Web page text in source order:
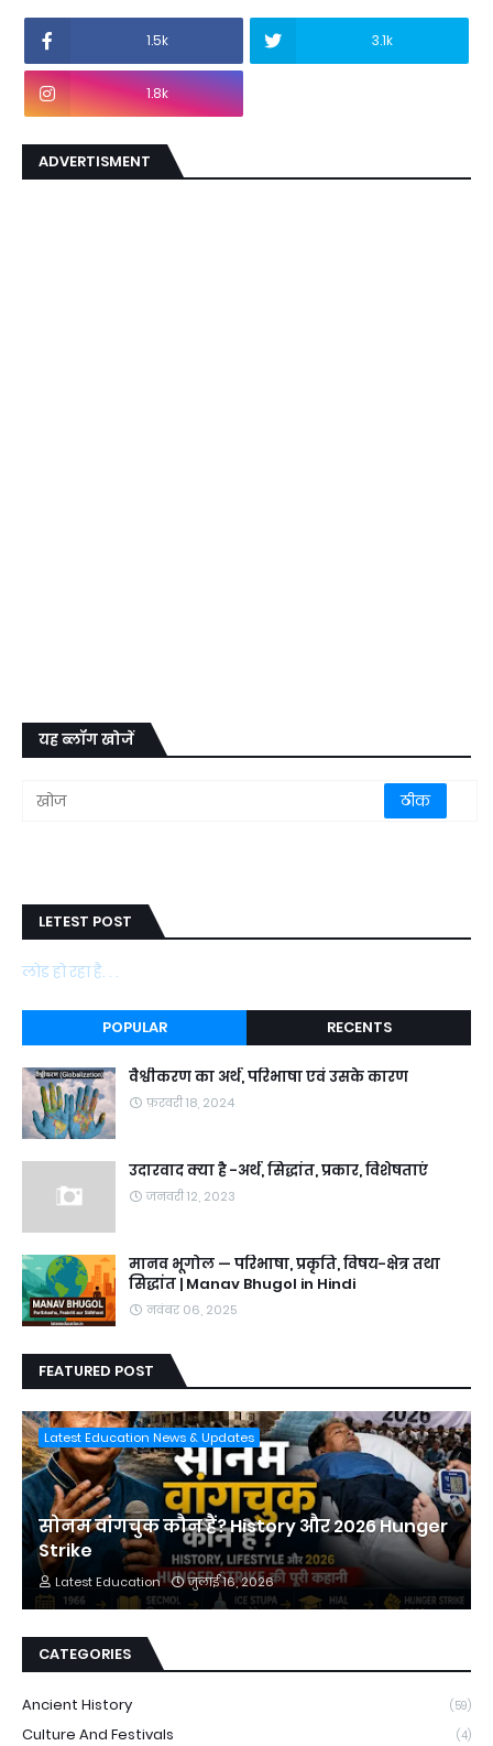
1.5k 3.1k
1.8k
ADVERTISMENT
यह ब्लॉग खोजें
LETEST POST
लोड हो रहा है. . .
POPULAR RECENTS
वैश्वीकरण का अर्थ, परिभाषा एवं उसके कारण
फ़रवरी 18, 2024
उदारवाद क्या है -अर्थ, सिद्धांत, प्रकार, विशेषताएं
जनवरी 12, 2023
मानव भूगोल — परिभाषा, प्रकृति, विषय-क्षेत्र तथा
सिद्धांत | Manav Bhugol in Hindi
नवंबर 06, 2025
FEATURED POST
Latest Education News & Updates
सोनम वांगचुक कौन हैं? History और 2026 Hunger
Strike
Latest Education जुलाई 16, 2026
CATEGORIES
Ancient History (59)
Culture And Festivals (4)